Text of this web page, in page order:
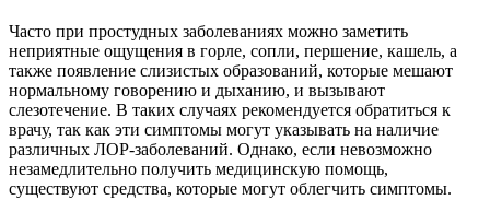
Часто при простудных заболеваниях можно заметить
неприятные ощущения в горле, сопли, першение, кашель, а
также появление слизистых образований, которые мешают
нормальному говорению и дыханию, и вызывают
слезотечение. В таких случаях рекомендуется обратиться к
врачу, так как эти симптомы могут указывать на наличие
различных ЛОР-заболеваний. Однако, если невозможно
незамедлительно получить медицинскую помощь,
существуют средства, которые могут облегчить симптомы.